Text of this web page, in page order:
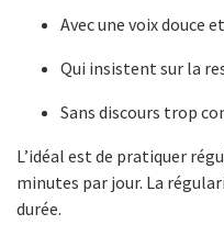
Avec une voix douce
Qui insistent sur la
Sans discours trop
L’idéal est de pratiquer
minutes par jour. La
durée.